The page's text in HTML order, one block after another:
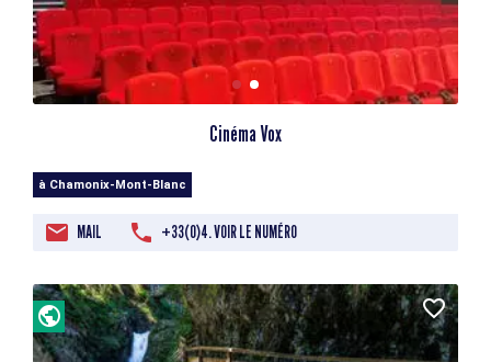
Cinéma Vox
à Chamonix-Mont-Blanc
MAIL +33(0)4. VOIR LE NUMÉRO